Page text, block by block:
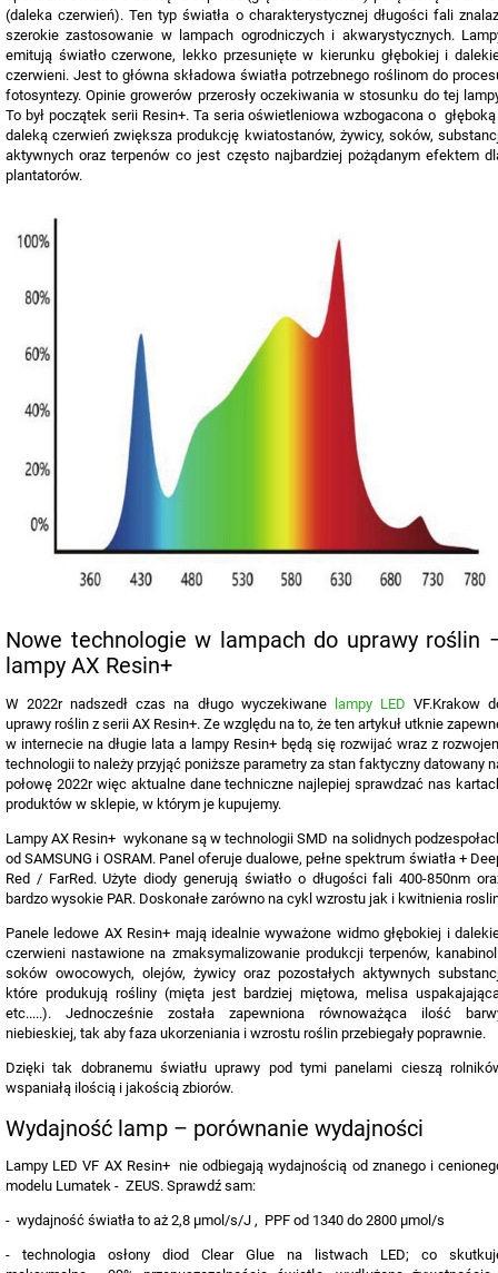
(daleka czerwień). Ten typ światła o charakterystycznej długości fali
szerokie zastosowanie w lampach ogrodniczych i akwarystycznych.
emitują światło czerwone, lekko przesunięte w kierunku głębokiej i
czerwieni. Jest to główna składowa światła potrzebnego roślinom do
fotosyntezy. Opinie growerów przerosły oczekiwania w stosunku do tej
To był początek serii Resin+. Ta seria oświetleniowa wzbogacona o
daleką czerwień zwiększa produkcję kwiatostanów, żywicy, soków,
aktywnych oraz terpenów co jest często najbardziej pożądanym efektem
plantatorów.
Nowe technologie w lampach do uprawy roślin
lampy AX Resin+
W 2022r nadszedł czas na długo wyczekiwane lampy LED VF.Krakow
uprawy roślin z serii AX Resin+. Ze względu na to, że ten artykuł utknie
w internecie na długie lata a lampy Resin+ będą się rozwijać wraz z
technologii to należy przyjąć poniższe parametry za stan faktyczny datowany
połowę 2022r więc aktualne dane techniczne najlepiej sprawdzać nas
produktów w sklepie, w którym je kupujemy.
Lampy AX Resin+ wykonane są w technologii SMD na solidnych
od SAMSUNG i OSRAM. Panel oferuje dualowe, pełne spektrum światła +
Red / FarRed. Użyte diody generują światło o długości fali 400-850nm
bardzo wysokie PAR. Doskonałe zarówno na cykl wzrostu jak i kwitnienia
Panele ledowe AX Resin+ mają idealnie wyważone widmo głębokiej i
czerwieni nastawione na zmaksymalizowanie produkcji terpenów,
soków owocowych, olejów, żywicy oraz pozostałych aktywnych
które produkują rośliny (mięta jest bardziej miętowa, melisa
etc.....). Jednocześnie została zapewniona równoważąca ilość
niebieskiej, tak aby faza ukorzeniania i wzrostu roślin przebiegały poprawnie.
Dzięki tak dobranemu światłu uprawy pod tymi panelami cieszą
wspaniałą ilością i jakością zbiorów.
Wydajność lamp – porównanie wydajności
Lampy LED VF AX Resin+ nie odbiegają wydajnością od znanego i
modelu Lumatek - ZEUS. Sprawdź sam:
- wydajność światła to aż 2,8 µmol/s/J , PPF od 1340 do 2800 µmol/s
- technologia osłony diod Clear Glue na listwach LED; co